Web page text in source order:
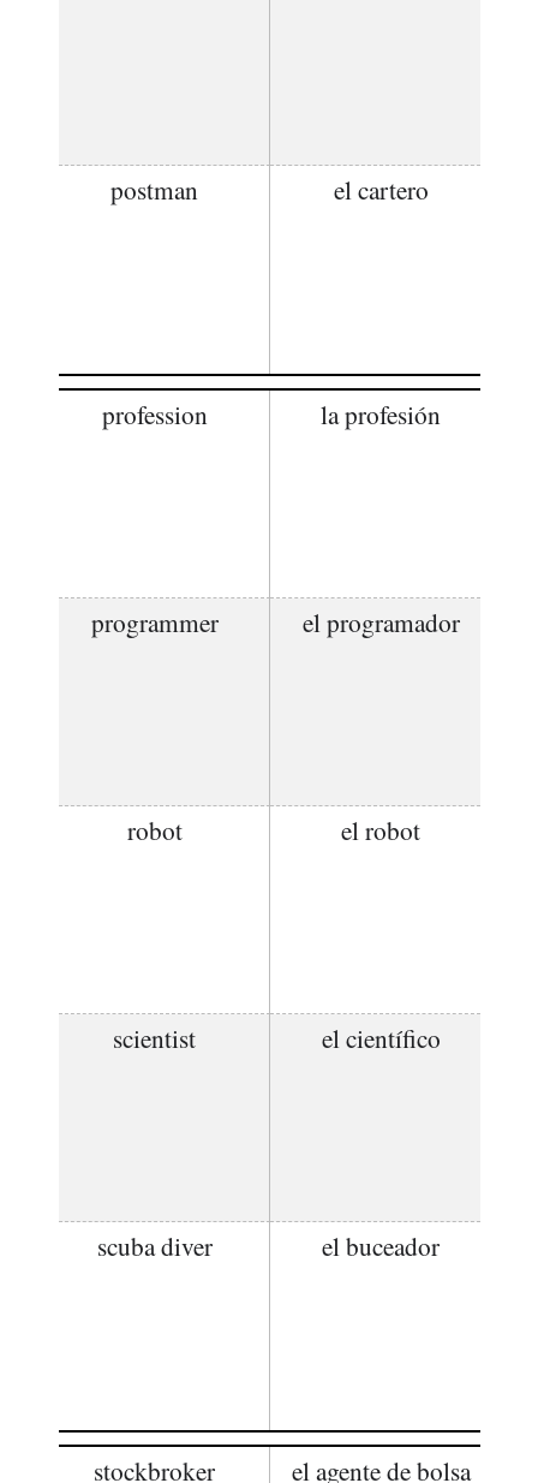
postman el cartero
profession la profesión
programmer el programador
robot el robot
scientist el científico
scuba diver el buceador
stockbroker el agente de bolsa